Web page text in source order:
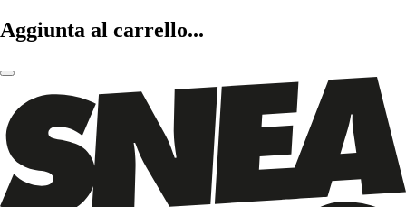
Aggiunta al carrello...